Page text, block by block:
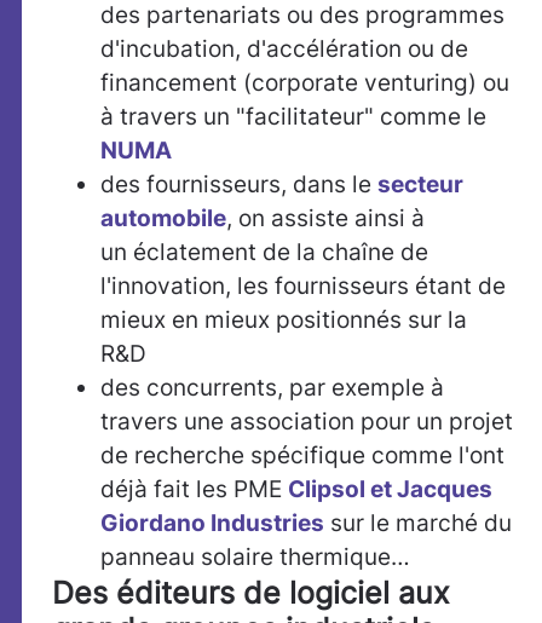
des partenariats ou des programmes
d'incubation, d'accélération ou de
financement (corporate venturing) ou
à travers un "facilitateur" comme le
NUMA
des fournisseurs, dans le secteur
automobile, on assiste ainsi à
un éclatement de la chaîne de
l'innovation, les fournisseurs étant de
mieux en mieux positionnés sur la
R&D
des concurrents, par exemple à
travers une association pour un projet
de recherche spécifique comme l'ont
déjà fait les PME Clipsol et Jacques
Giordano Industries sur le marché du
panneau solaire thermique…
Des éditeurs de logiciel aux